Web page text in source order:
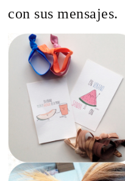
con sus mensajes.